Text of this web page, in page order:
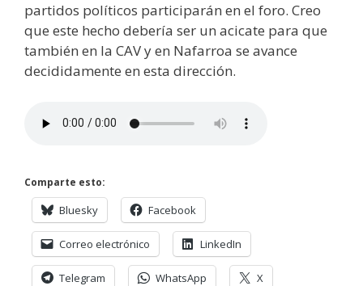
partidos políticos participarán en el foro. Creo
que este hecho debería ser un acicate para que
también en la CAV y en Nafarroa se avance
decididamente en esta dirección.
Comparte esto:
Bluesky Facebook
Correo electrónico LinkedIn
Telegram WhatsApp X